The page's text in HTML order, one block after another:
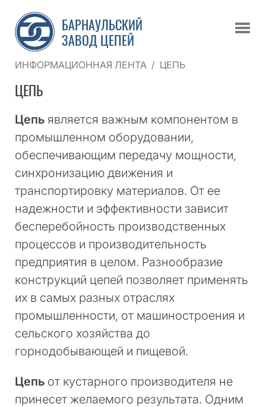
БАРНАУЛЬСКИЙ
ЗАВОД ЦЕПЕЙ
ИНФОРМАЦИОННАЯ ЛЕНТА / ЦЕПЬ
ЦЕПЬ
Цепь является важным компонентом в
промышленном оборудовании,
обеспечивающим передачу мощности,
синхронизацию движения и
транспортировку материалов. От ее
надежности и эффективности зависит
бесперебойность производственных
процессов и производительность
предприятия в целом. Разнообразие
конструкций цепей позволяет применять
их в самых разных отраслях
промышленности, от машиностроения и
сельского хозяйства до
горнодобывающей и пищевой.
Цепь от кустарного производителя не
принесет желаемого результата. Одним